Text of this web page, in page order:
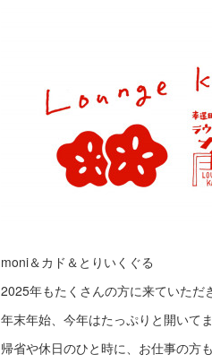
moni＆カド＆とりいくぐる
2025年もたくさんの方に来ていただ
年末年始、今年はたっぷりと開いて
帰省や休日のひと時に、お仕事の方